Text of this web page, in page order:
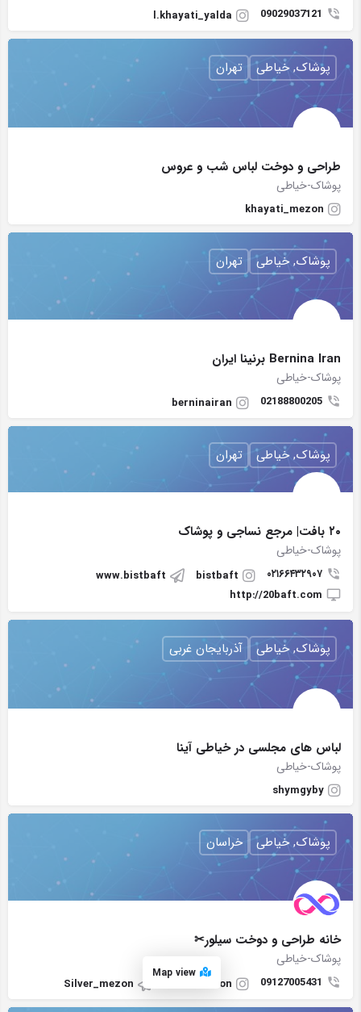
09029037121
l.khayati_yalda
طراحی و دوخت لباس شب و عروس
پوشاک-خیاطی
khayati_mezon
پوشاک, خیاطی تهران
Bernina Iran برنينا ايران
پوشاک-خیاطی
02188800205
berninairan
پوشاک, خیاطی تهران
۲۰ بافت| مرجع نساجی و پوشاک
پوشاک-خیاطی
۰۲۱۶۶۴۳۲۹۰۷ bistbaft
www.bistbaft
http://20baft.com
پوشاک, خیاطی تهران
لباس های مجلسی در خیاطی آینا
پوشاک-خیاطی
shymgyby
پوشاک, خیاطی آذربایجان غربی
خانه طراحی و دوخت سیلور✂
پوشاک-خیاطی
09127005431
silver_mezon
Silver_mezon
پوشاک, خیاطی خراسان
Map view